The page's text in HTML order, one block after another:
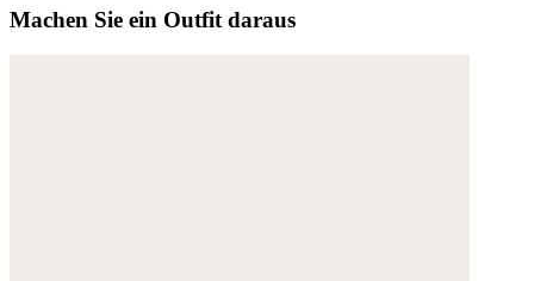
Machen Sie ein Outfit daraus